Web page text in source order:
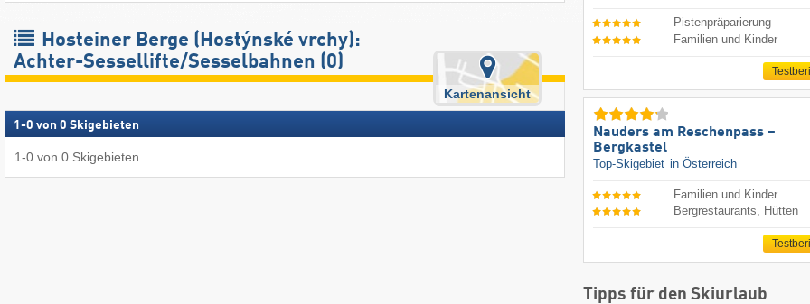
Hosteiner Berge (Hostýnské vrchy):
Achter-Sessellifte/Sesselbahnen (0)
Kartenansicht
1 -0 von 0 Skigebieten
1-0 von 0 Skigebieten
Pistenpräparierung
Familien und Kinder
Nauders am Reschenpass –
Bergkastel
Top-Skigebiet in Österreich
Familien und Kinder
Bergrestaurants, Hütten
Tipps für den Skiurlaub